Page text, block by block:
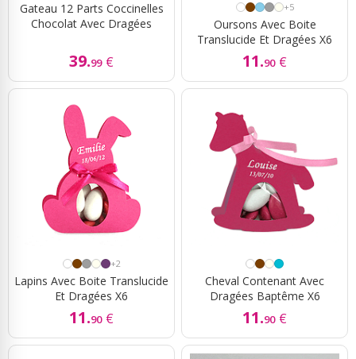
Gateau 12 Parts Coccinelles
Chocolat Avec Dragées
39.99 €
+5
Oursons Avec Boite
Translucide Et Dragées X6
11.90 €
+2
Lapins Avec Boite Translucide
Et Dragées X6
11.90 €
Cheval Contenant Avec
Dragées Baptême X6
11.90 €